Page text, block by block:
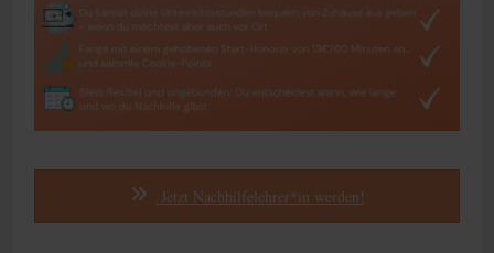
Jetzt Nachhilfelehrer*in werden!